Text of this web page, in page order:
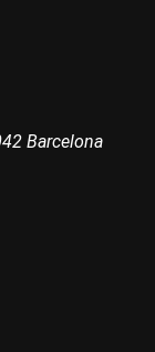
Barcelona